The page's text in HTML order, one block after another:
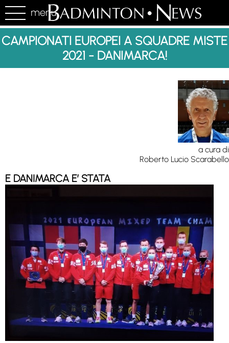
menu
CAMPIONATI EUROPEI A SQUADRE MISTE
2021 - DANIMARCA!
a cura di
Roberto Lucio Scarabello
E DANIMARCA E’ STATA